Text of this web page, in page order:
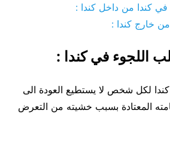
كندا من داخل كندا :
خارج كندا :
اللجوء في كندا :
لكل شخص لا يستطيع العودة الى
المعتادة بسبب خشيته من التعرض